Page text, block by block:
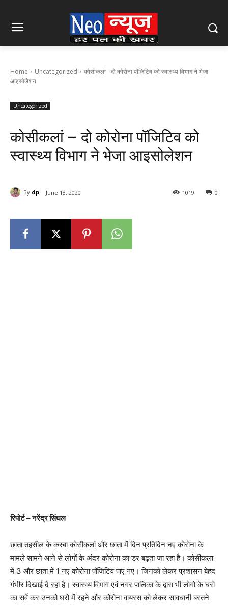
Home Uncategorized
कोसीकलां - दो कोरोना पॉजिटिव को स्वास्थ्य विभाग ने भेजा
आइसोलेशन
Uncategorized
कोसीकलां – दो कोरोना पॉजिटिव को
स्वास्थ्य विभाग ने भेजा आइसोलेशन
By dp June 18, 2020 0
1019
रिपोर्ट – नरेंद्र सिंघल
छाता तहसील के कस्बा कोसीकलां और छाता में दिन प्रतिदिन नए कोरोना के
मामले सामने आने से लोगों के अंदर कोरोना का डर बढ़ता जा रहा है। कोसीकला
में 3 और छाता में 1 नए कोरोना पॉजिटिव पाए गए। जिनको लेकर प्रशासन बेहद
गंभीर दिखाई दे रहा है। स्वास्थ्य विभाग एवं नगर पालिका के द्वारा भी लोगो के घरो
का सर्वे कर उनको घरो में रहने और कोरोना वायरस को लेकर सावधानी बरतने